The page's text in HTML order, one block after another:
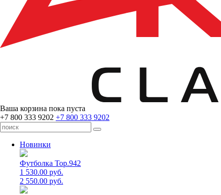
Ваша корзина пока пуста
+7 800 333 9202 +7 800 333 9202
Новинки
Футболка Top.942
1 530.00 руб.
2 550.00 руб.